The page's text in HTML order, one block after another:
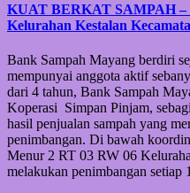
KUAT BERKAT SAMPAH –
Kelurahan Kestalan
Bank Sampah Mayang berdiri
mempunyai anggota aktif
dari 4 tahun, Bank Sampah
Koperasi Simpan Pinjam,
hasil penjualan sampah yang
penimbangan. Di bawah
Menur 2 RT 03 RW 06
melakukan penimbangan setiap